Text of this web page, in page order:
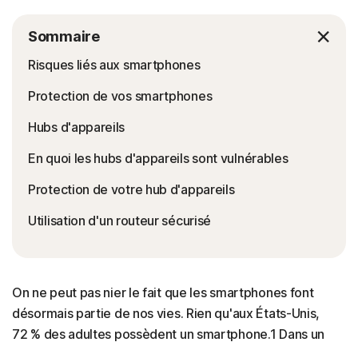
Sommaire
Risques liés aux smartphones
Protection de vos smartphones
Hubs d'appareils
En quoi les hubs d'appareils sont vulnérables
Protection de votre hub d'appareils
Utilisation d'un routeur sécurisé
On ne peut pas nier le fait que les smartphones font
désormais partie de nos vies. Rien qu'aux États-Unis,
72 % des adultes possèdent un smartphone.1 Dans un